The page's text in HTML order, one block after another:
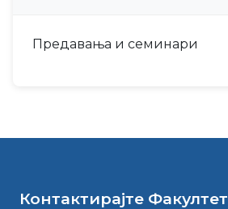
Предавања и семинари
Контактирајте Факултет